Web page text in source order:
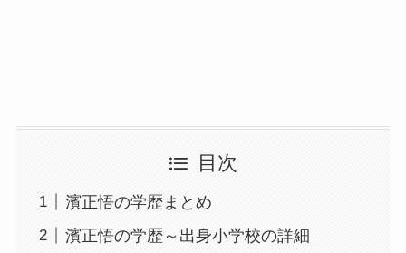
目次
濱正悟の学歴まとめ
濱正悟の学歴～出身小学校の詳細